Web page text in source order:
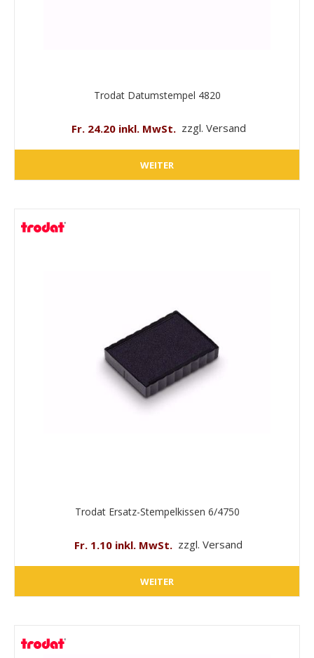
Trodat Datumstempel 4820
Fr. 24.20 inkl. MwSt. zzgl. Versand
WEITER
Trodat Ersatz-Stempelkissen 6/4750
Fr. 1.10 inkl. MwSt. zzgl. Versand
WEITER